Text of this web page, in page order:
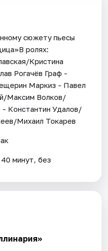
сюжету пьесы
ролях:
Кристина
Рогачёв Граф -
Маркиз - Павел
Максим Волков/
Константин Удалов/
Михаил Токарев
минут, без